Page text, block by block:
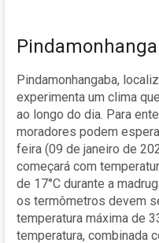
Pindamonhangaba,
experimenta um clima
ao longo do dia. Para
moradores podem
feira (09 de janeiro de
começará com
de 17°C durante a
os termômetros devem
temperatura máxima de
temperatura, combinada